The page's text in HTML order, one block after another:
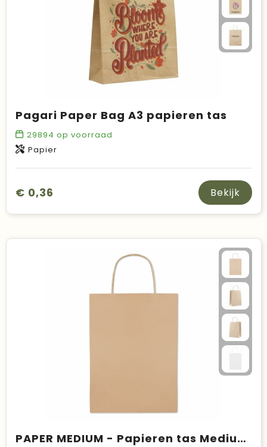
Pagari Paper Bag A3 papieren tas
29894 op voorraad
Papier
€ 0,36 Bekijk
PAPER MEDIUM - Papieren tas Medium 150 gr/m²